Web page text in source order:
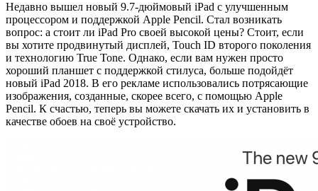
Недавно вышел новый 9.7-дюймовый iPad с улучшенным
процессором и поддержкой Apple Pencil. Стал возникать
вопрос: а стоит ли iPad Pro своей высокой цены? Стоит, если
вы хотите продвинутый дисплей, Touch ID второго поколения
и технологию True Tone. Однако, если вам нужен просто
хороший планшет с поддержкой стилуса, больше подойдёт
новый iPad 2018. В его рекламе использовались потрясающие
изображения, созданные, скорее всего, с помощью Apple
Pencil. К счастью, теперь вы можете скачать их и установить в
качестве обоев на своё устройство.